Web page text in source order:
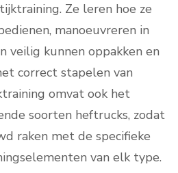
Ze leren hoe ze
manoeuvreren in
veilig kunnen oppakken en
correct stapelen van
omvat ook het
soorten heftrucks, zodat
raken met de specifieke
van elk type.